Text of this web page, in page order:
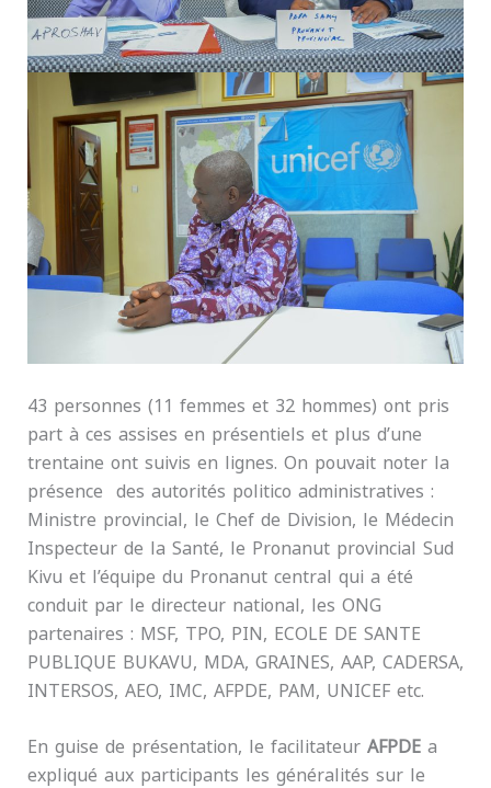
43 personnes (11 femmes et 32 hommes) ont pris
part à ces assises en présentiels et plus d’une
trentaine ont suivis en lignes. On pouvait noter la
présence des autorités politico administratives :
Ministre provincial, le Chef de Division, le Médecin
Inspecteur de la Santé, le Pronanut provincial Sud
Kivu et l’équipe du Pronanut central qui a été
conduit par le directeur national, les ONG
partenaires : MSF, TPO, PIN, ECOLE DE SANTE
PUBLIQUE BUKAVU, MDA, GRAINES, AAP, CADERSA,
INTERSOS, AEO, IMC, AFPDE, PAM, UNICEF etc.
En guise de présentation, le facilitateur AFPDE a
expliqué aux participants les généralités sur le